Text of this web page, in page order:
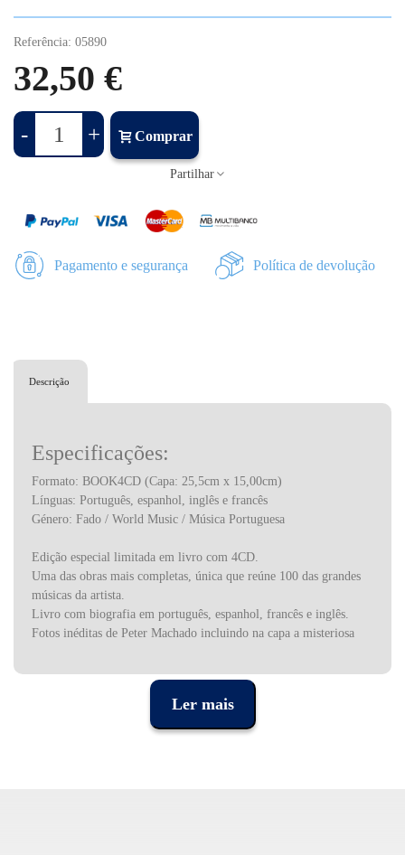
Referência: 05890
32,50 €
- + Comprar
Partilhar
Pagamento e segurança Política de devolução
Descrição
Especificações:
Formato: BOOK4CD (Capa: 25,5cm x 15,00cm)
Línguas: Português, espanhol, inglês e francês
Género: Fado / World Music / Música Portuguesa
Edição especial limitada em livro com 4CD.
Uma das obras mais completas, única que reúne 100 das grandes
músicas da artista.
Livro com biografia em português, espanhol, francês e inglês.
Fotos inéditas de Peter Machado incluindo na capa a misteriosa
Restauro e masterização em HD áudio.
Fado – Património Imaterial da Humanidade.
Esta edição especial apresenta 100 das melhores gravações de
Ler mais